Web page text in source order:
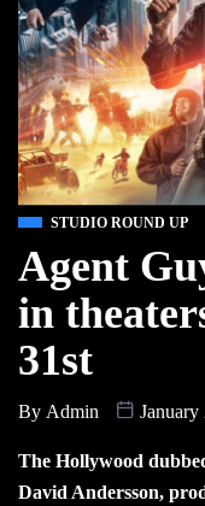
STUDIO ROUND UP
Agent
in
31st
By Admin January
The Hollywood
David Andersson,